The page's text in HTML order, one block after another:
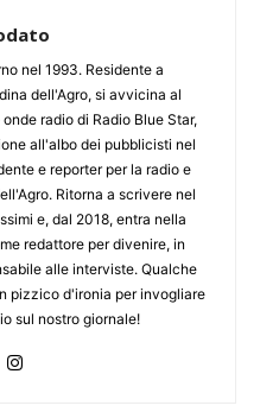
nel 1993. Residente a
dell'Agro, si avvicina al
radio di Radio Blue Star,
all'albo dei pubblicisti nel
e reporter per la radio e
Ritorna a scrivere nel
e, dal 2018, entra nella
redattore per divenire, in
alle interviste. Qualche
pizzico d'ironia per invogliare
sul nostro giornale!